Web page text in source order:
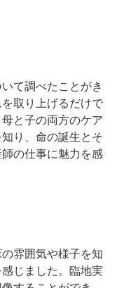
て調べたことがき
取り上げるだけで
と子の両方のケア
り、命の誕生とそ
の仕事に魅力を感
雰囲気や様子を知
じました。臨地実